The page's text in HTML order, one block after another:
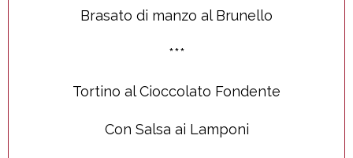
Brasato di manzo al Brunello
***
Tortino al Cioccolato Fondente
Con Salsa ai Lamponi